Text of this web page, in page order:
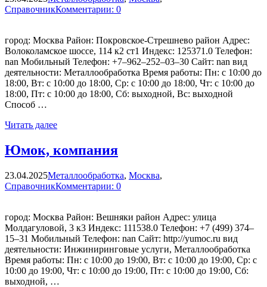
СправочникКомментарии: 0
город: Москва Район: Покровское-Стрешнево район Адрес:
Волоколамское шоссе, 114 к2 ст1 Индекс: 125371.0 Телефон:
nan Мобильный Телефон: +7‒962‒252‒03‒30 Сайт: nan вид
деятельности: Металлообработка Время работы: Пн: с 10:00 до
18:00, Вт: с 10:00 до 18:00, Ср: с 10:00 до 18:00, Чт: с 10:00 до
18:00, Пт: с 10:00 до 18:00, Сб: выходной, Вс: выходной
Способ …
Читать далее
Юмок, компания
23.04.2025Металлообработка, Москва,
СправочникКомментарии: 0
город: Москва Район: Вешняки район Адрес: улица
Молдагуловой, 3 к3 Индекс: 111538.0 Телефон: +7 (499) 374‒
15‒31 Мобильный Телефон: nan Сайт: http://yumoc.ru вид
деятельности: Инжиниринговые услуги, Металлообработка
Время работы: Пн: с 10:00 до 19:00, Вт: с 10:00 до 19:00, Ср: с
10:00 до 19:00, Чт: с 10:00 до 19:00, Пт: с 10:00 до 19:00, Сб:
выходной, …